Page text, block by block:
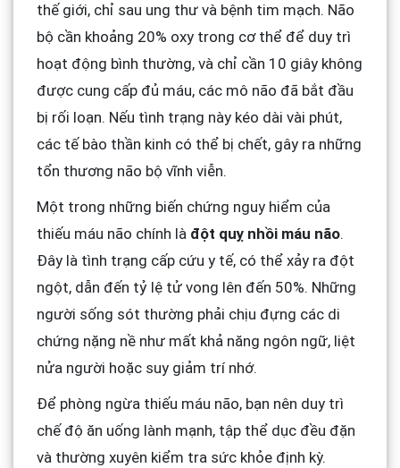
thế giới, chỉ sau ung thư và bệnh tim mạch. Não
bộ cần khoảng 20% oxy trong cơ thể để duy trì
hoạt động bình thường, và chỉ cần 10 giây không
được cung cấp đủ máu, các mô não đã bắt đầu
bị rối loạn. Nếu tình trạng này kéo dài vài phút,
các tế bào thần kinh có thể bị chết, gây ra những
tổn thương não bộ vĩnh viễn.
Một trong những biến chứng nguy hiểm của
thiếu máu não chính là đột quỵ nhồi máu não.
Đây là tình trạng cấp cứu y tế, có thể xảy ra đột
ngột, dẫn đến tỷ lệ tử vong lên đến 50%. Những
người sống sót thường phải chịu đựng các di
chứng nặng nề như mất khả năng ngôn ngữ, liệt
nửa người hoặc suy giảm trí nhớ.
Để phòng ngừa thiếu máu não, bạn nên duy trì
chế độ ăn uống lành mạnh, tập thể dục đều đặn
và thường xuyên kiểm tra sức khỏe định kỳ.